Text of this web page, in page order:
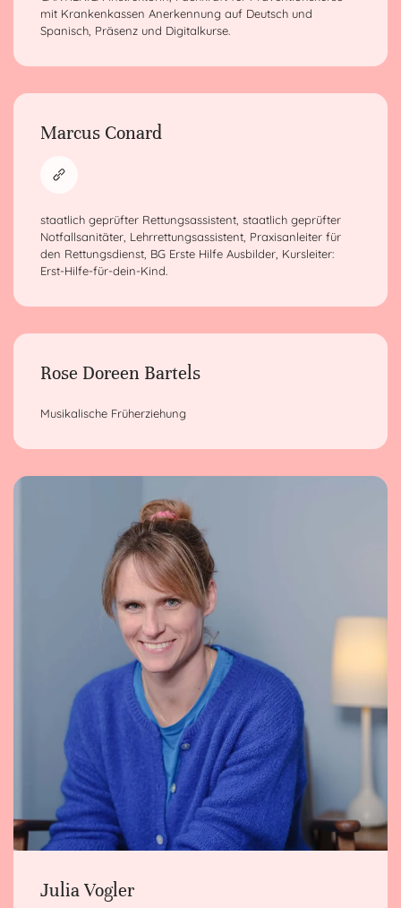
mit Krankenkassen Anerkennung auf Deutsch und
Spanisch, Präsenz und Digitalkurse.
Marcus Conard
staatlich geprüfter Rettungsassistent, staatlich geprüfter
Notfallsanitäter, Lehrrettungsassistent, Praxisanleiter für
den Rettungsdienst, BG Erste Hilfe Ausbilder, Kursleiter:
Erst-Hilfe-für-dein-Kind.
Rose Doreen Bartels
Musikalische Früherziehung
Julia Vogler